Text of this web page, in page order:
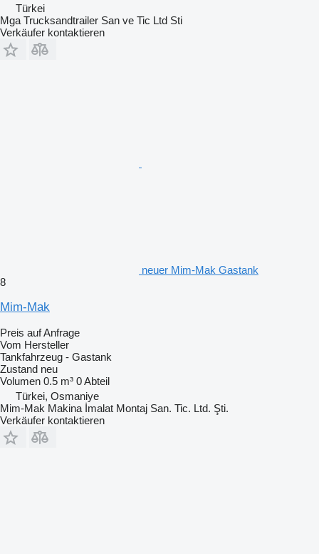
Türkei
Mga Trucksandtrailer San ve Tic Ltd Sti
Verkäufer kontaktieren
neuer Mim-Mak Gastank
8
Mim-Mak
Preis auf Anfrage
Vom Hersteller
Tankfahrzeug - Gastank
Zustand neu
Volumen 0.5 m³ 0 Abteil
Türkei, Osmaniye
Mim-Mak Makina İmalat Montaj San. Tic. Ltd. Şti.
Verkäufer kontaktieren